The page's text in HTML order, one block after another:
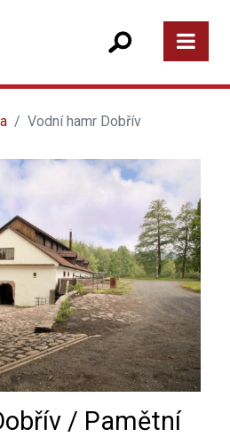
Vodní hamr Dobřív
/ Pamětní